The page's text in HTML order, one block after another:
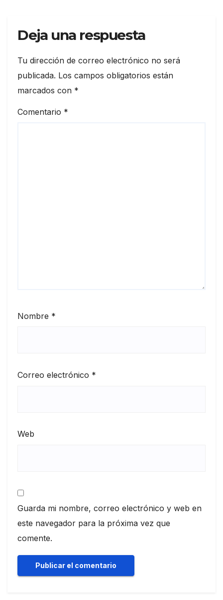
Deja una respuesta
Tu dirección de correo electrónico no será
publicada. Los campos obligatorios están
marcados con *
Comentario *
Nombre *
Correo electrónico *
Web
Guarda mi nombre, correo electrónico y web en
este navegador para la próxima vez que
comente.